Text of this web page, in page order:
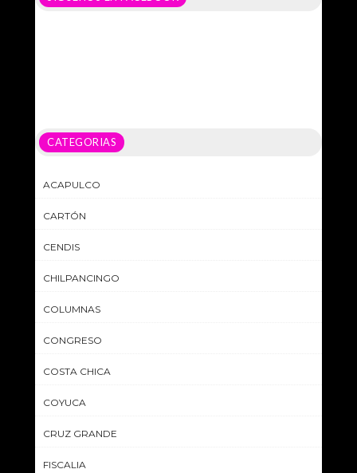
CATEGORIAS
ACAPULCO
CARTÓN
CENDIS
CHILPANCINGO
COLUMNAS
CONGRESO
COSTA CHICA
COYUCA
CRUZ GRANDE
FISCALIA